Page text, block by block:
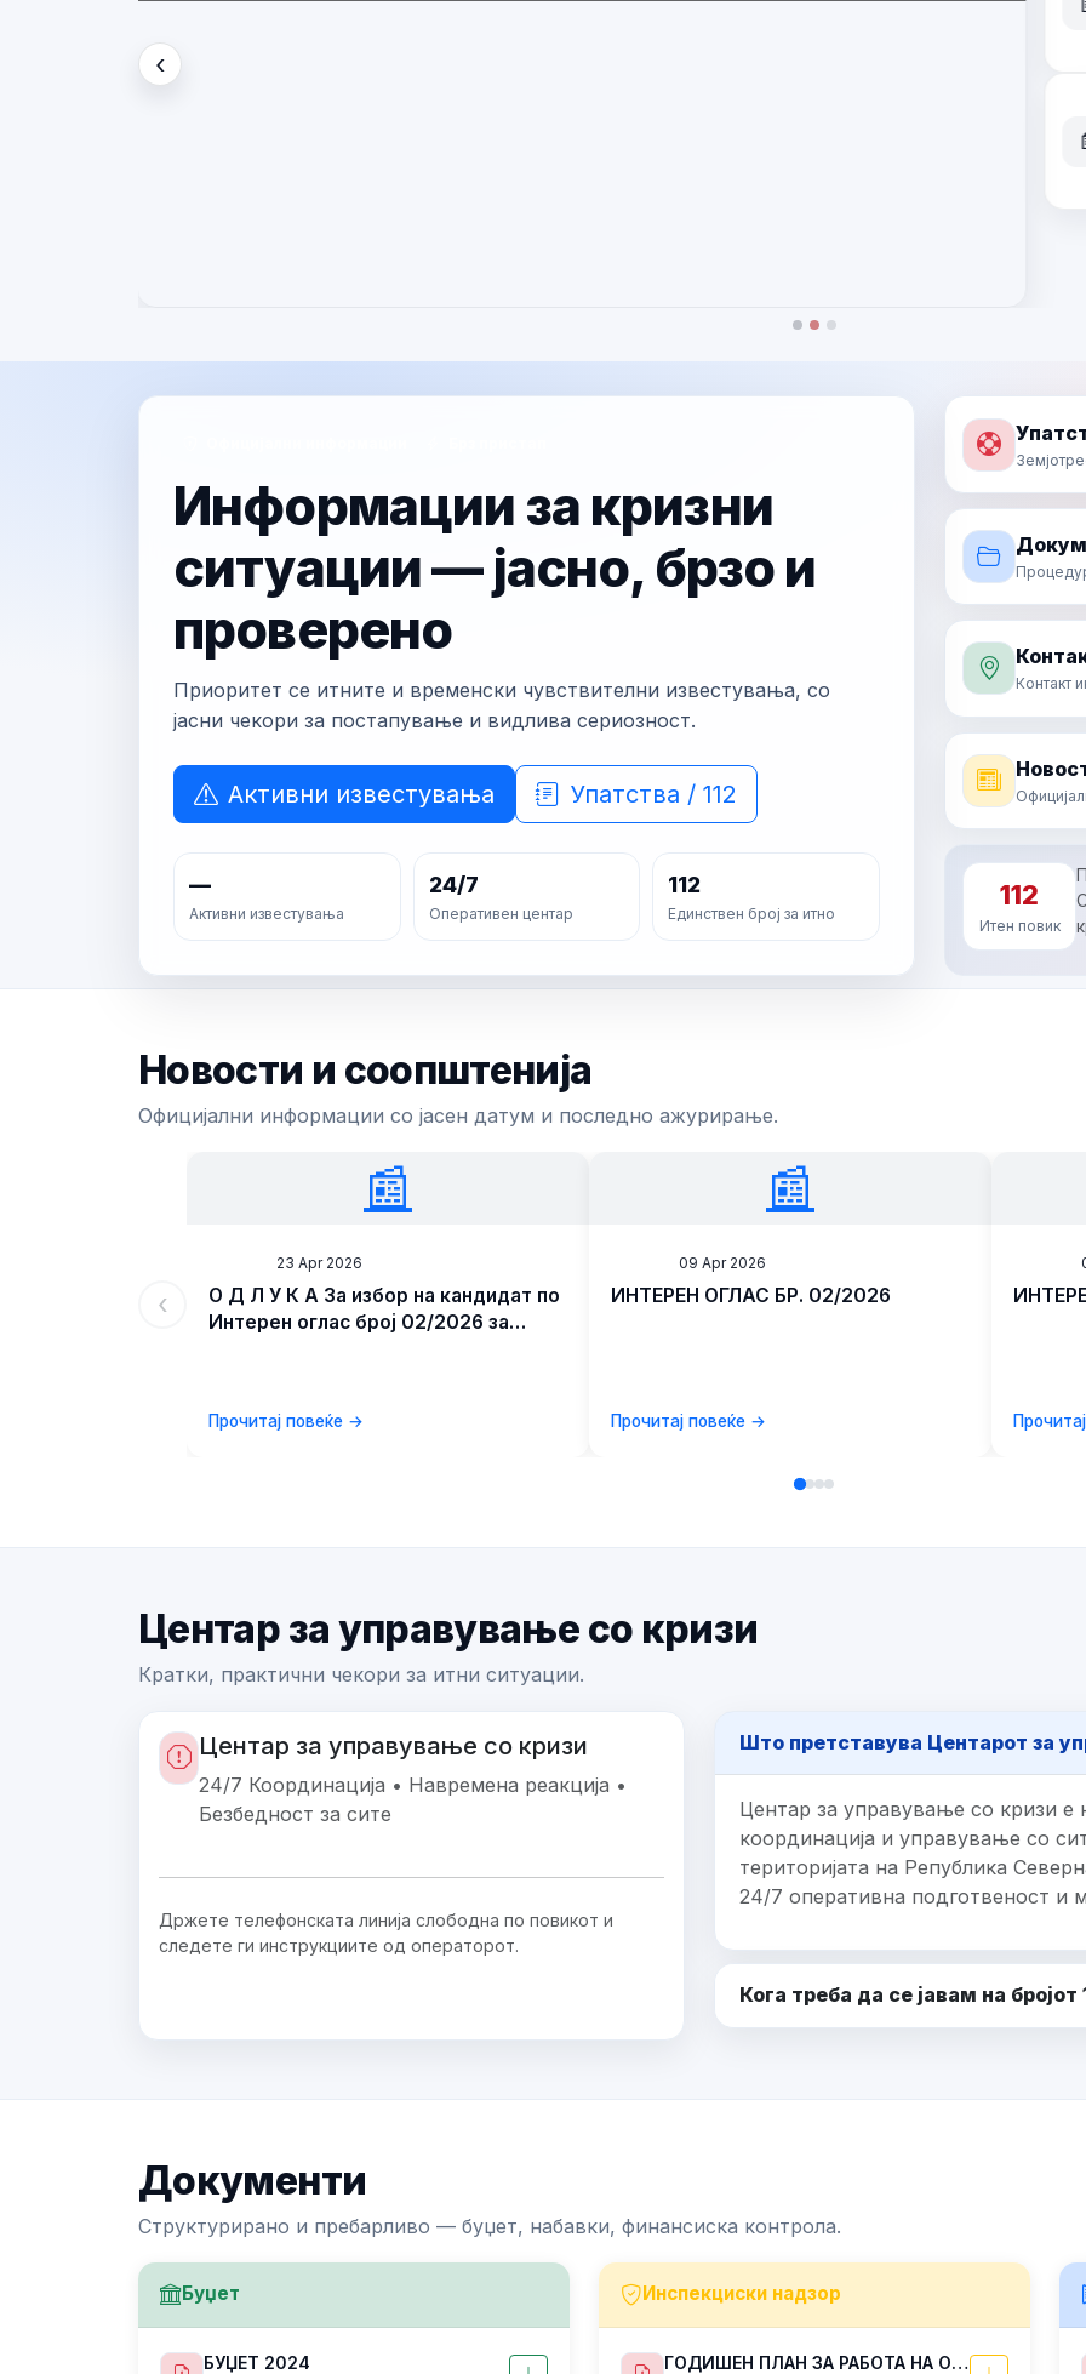
‹Претходно
Информации за кризни
ситуации — јасно, брзо и
проверено
Приоритет се итните и временски чувствителни известувања, со
јасни чекори за постапување и видлива сериозност.
Активни известувања Упатства / 112
—
Активни известувања
24/7
Оперативен центар
112
Единствен број за итно
Контакт
112
Итен повик
Новости и соопштенија
Официјални информации со јасен датум и последно ажурирање.
‹
📰
23 Apr 2026
О Д Л У К А За избор на кандидат по
Интерен оглас број 02/2026 за
Прочитај повеќе →
📰
09 Apr 2026
ИНТЕРЕН ОГЛАС БР. 02/2026
Прочитај повеќе →
Центар за управување со кризи
Кратки, практични чекори за итни ситуации.
Центар за управување со кризи
24/7 Координација • Навремена реакција •
Безбедност за сите
Држете телефонската линија слободна по повикот и
следете ги инструкциите од операторот.
Што претставува Центарот за
Центар за управување со кризи е
координација и управување со
територијата на Република
24/7 оперативна подготвеност и
Кога треба да се јавам на бројот
Документи
Структурирано и пребарливо — буџет, набавки, финансиска контрола.
Буџет
БУЏЕТ 2024
Инспекциски надзор
ГОДИШЕН ПЛАН ЗА РАБОТА НА ОДДЕЛЕНИЕТО ЗА ИНСПЕКЦИСКИ НАДЗОР ВО ЦЕНТАРОТ ЗА УПРАВУВАЊЕ СО КРИЗИ ЗА 2025 ГОДИНА